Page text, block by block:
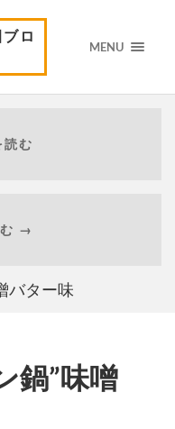
ロ
MENU
む
む →
バター味
鍋”味噌